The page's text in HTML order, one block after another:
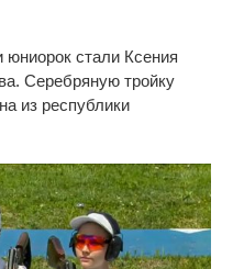
стали Ксения
Серебряную тройку
из республики